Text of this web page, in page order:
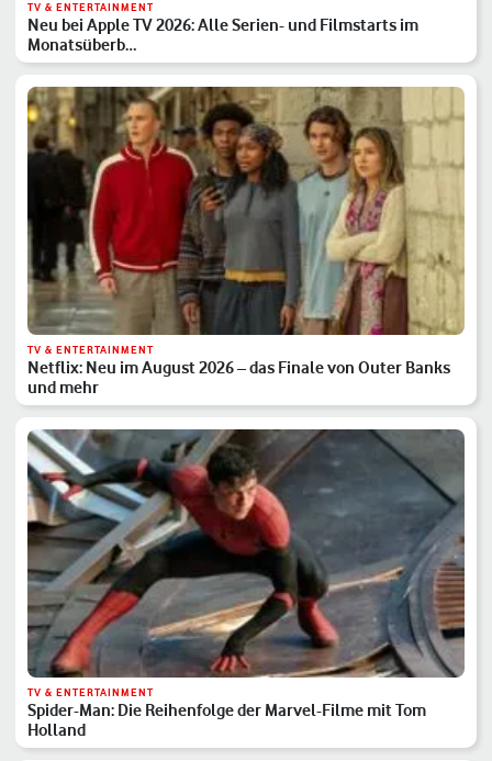
TV & ENTERTAINMENT
Neu bei Apple TV 2026: Alle Serien- und Filmstarts im
Monatsüberb…
TV & ENTERTAINMENT
Netflix: Neu im August 2026 – das Finale von Outer Banks
und mehr
TV & ENTERTAINMENT
Spider-Man: Die Reihenfolge der Marvel-Filme mit Tom
Holland